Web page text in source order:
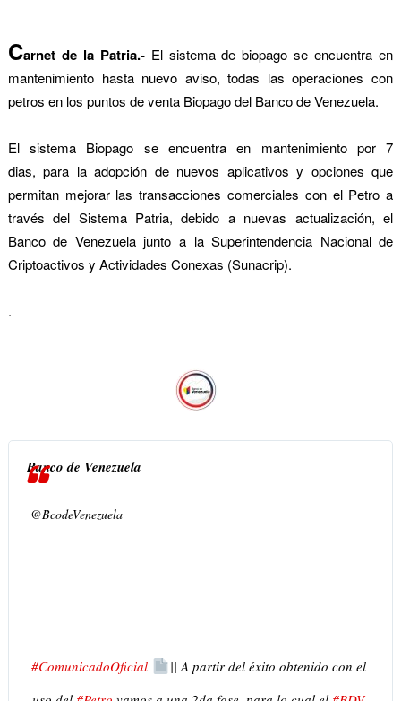
Carnet de la Patria.- El sistema de biopago se encuentra en
mantenimiento hasta nuevo aviso, todas las operaciones con
petros en los puntos de venta Biopago del Banco de Venezuela.
El sistema Biopago se encuentra en mantenimiento por 7
dias, para la adopción de nuevos aplicativos y opciones que
permitan mejorar las transacciones comerciales con el Petro a
través del Sistema Patria, debido a nuevas actualización, el
Banco de Venezuela junto a la Superintendencia Nacional de
Criptoactivos y Actividades Conexas (Sunacrip).
.
Banco de Venezuela
✔
@BcodeVenezuela
#ComunicadoOficial
|| A partir del éxito obtenido con el